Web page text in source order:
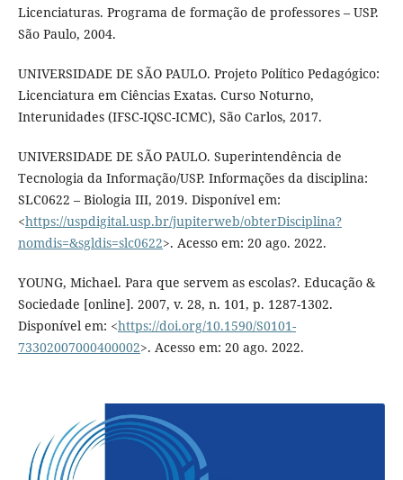
Licenciaturas. Programa de formação de professores – USP.
São Paulo, 2004.
UNIVERSIDADE DE SÃO PAULO. Projeto Político Pedagógico:
Licenciatura em Ciências Exatas. Curso Noturno,
Interunidades (IFSC-IQSC-ICMC), São Carlos, 2017.
UNIVERSIDADE DE SÃO PAULO. Superintendência de
Tecnologia da Informação/USP. Informações da disciplina:
SLC0622 – Biologia III, 2019. Disponível em:
<https://uspdigital.usp.br/jupiterweb/obterDisciplina?
nomdis=&sgldis=slc0622>. Acesso em: 20 ago. 2022.
YOUNG, Michael. Para que servem as escolas?. Educação &
Sociedade [online]. 2007, v. 28, n. 101, p. 1287-1302.
Disponível em: <https://doi.org/10.1590/S0101-
73302007000400002>. Acesso em: 20 ago. 2022.